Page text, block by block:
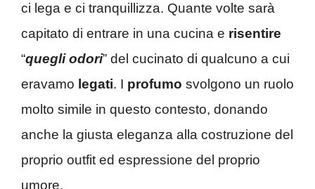
ci lega e ci tranquillizza. Quante volte sarà
capitato di entrare in una cucina e risentire
“quegli odori” del cucinato di qualcuno a cui
eravamo legati. I profumo svolgono un ruolo
molto simile in questo contesto, donando
anche la giusta eleganza alla costruzione del
proprio outfit ed espressione del proprio
umore.